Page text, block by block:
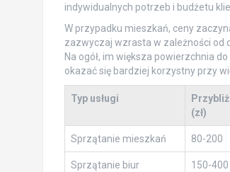
indywidualnych potrzeb i budżetu
W przypadku mieszkań, ceny
zazwyczaj wzrasta w zależności od
Na ogół, im większa powierzchnia
okazać się bardziej korzystny przy
Typ usługi
(zł)
Sprzątanie mieszkań 80-200
Sprzątanie biur 150-400